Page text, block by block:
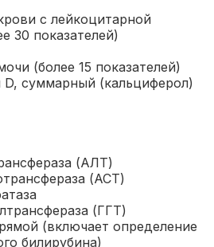
с лейкоцитарной
30 показателей)
(более 15 показателей)
суммарный (кальциферол)
(АЛТ)
(АСТ)
(ГГТ)
(включает определение
билирубина)